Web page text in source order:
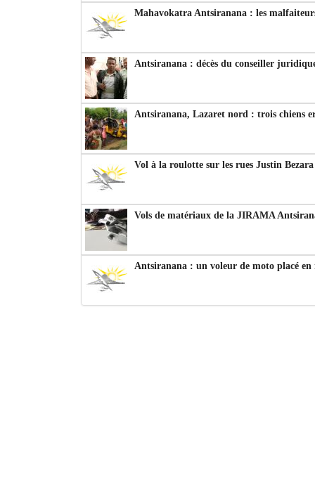
Mahavokatra Antsiranana : les
Antsiranana : décès du conseiller
Antsiranana, Lazaret nord : trois chiens
Vol à la roulotte sur les rues Justin
Vols de matériaux de la JIRAMA
Antsiranana : un voleur de moto placé en